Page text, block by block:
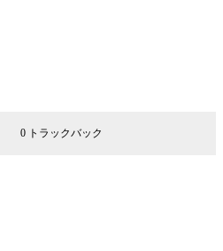
0 トラックバック